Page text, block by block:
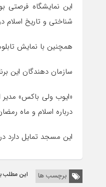
این نمایشگاه فرصتی
شناختی و تاریخ اسلام
همچنین با نمایش
سازمان دهندگان این
«ایوب ولی باکس» مدیر
درباره اسلام و ماه
این مسجد تمایل دارد
برچسب ها این مطلب